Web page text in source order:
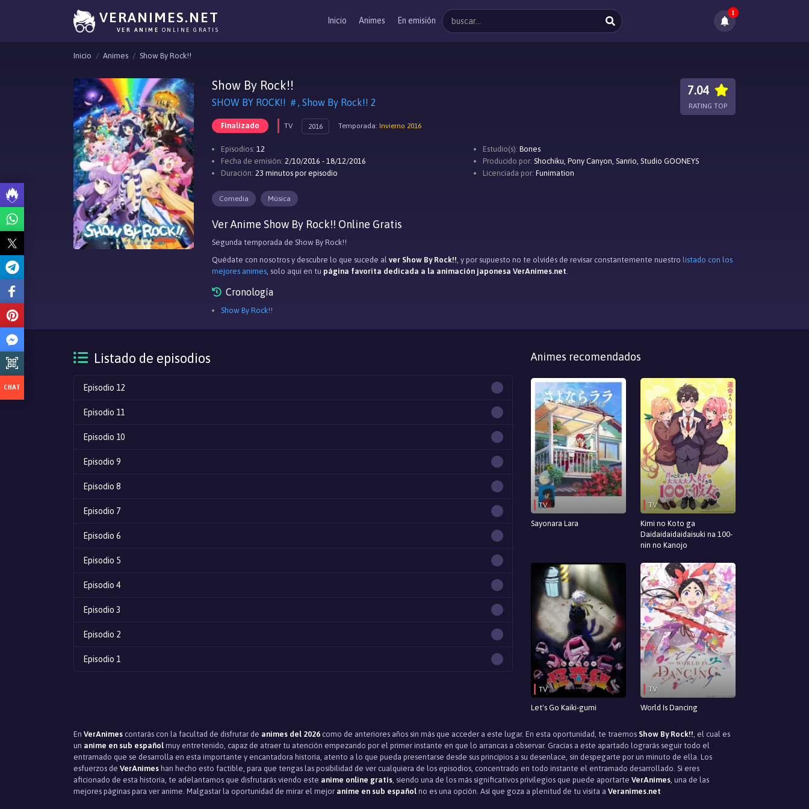
VERANIMES.NET
VER ANIME ONLINE GRATIS
Inicio Animes En emisión
1
Inicio Animes Show By Rock!!
Show By Rock!!
SHOW BY ROCK!! ＃, Show By Rock!! 2
Finalizado TV 2016 Temporada: Invierno 2016
7.04
RATING TOP
Episodios: 12
Fecha de emisión: 2/10/2016 - 18/12/2016
Duración: 23 minutos por episodio
Estudio(s): Bones
Producido por: Shochiku, Pony Canyon, Sanrio, Studio GOONEYS
Licenciada por: Funimation
Comedia Música
Ver Anime Show By Rock!! Online Gratis
Segunda temporada de Show By Rock!!
Quédate con nosotros y descubre lo que sucede al ver Show By Rock!!, y por supuesto no te olvidés de revisar constantemente nuestro listado con los
mejores animes, solo aqui en tu página favorita dedicada a la animación japonesa VerAnimes.net.
Cronología
Show By Rock!!
Listado de episodios
Episodio 12
Episodio 11
Episodio 10
Episodio 9
Episodio 8
Episodio 7
Episodio 6
Episodio 5
Episodio 4
Episodio 3
Episodio 2
Episodio 1
Animes recomendados
TV
Sayonara Lara
TV
Kimi no Koto ga
Daidaidaidaidaisuki na 100-
nin no Kanojo
TV
Let's Go Kaiki-gumi
TV
World Is Dancing
En VerAnimes contarás con la facultad de disfrutar de animes del 2026 como de anteriores años sin más que acceder a este lugar. En esta oportunidad, te traemos Show By Rock!!, el cual es
un anime en sub español muy entretenido, capaz de atraer tu atención empezando por el primer instante en que lo arrancas a observar. Gracias a este apartado lograrás seguir todo el
entramado que se desarrolla en esta importante y encantadora historia, atento a lo que pueda presentarse desde sus principios a su desenlace, sin despegarte por un minuto de ella. Los
esfuerzos de VerAnimes han hecho esto factible, para que tengas las posibilidad de ver cualquiera de los episodios, concentrado en todo instante el entramado desarrollado. Si eres
aficionado de esta historia, te adelantamos que disfrutarás viendo este anime online gratis, siendo una de los más significativos privilegios que puede aportarte VerAnimes, una de las
mejores páginas para ver anime. Malgastar la oportunidad de mirar el mejor anime en sub español no es una opción. Así que goza a plenitud de tu visita a Veranimes.net